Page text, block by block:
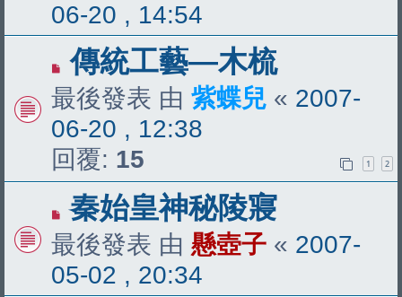
06-20 , 14:54
傳統工藝—木梳
最後發表 由 紫蝶兒 « 2007-
06-20 , 12:38
回覆: 15 1 2
秦始皇神秘陵寢
最後發表 由 懸壺子 « 2007-
05-02 , 20:34